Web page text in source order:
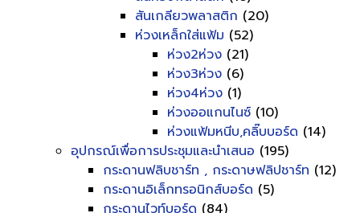
สันเกลียวพลาสติก (20)
ห่วงเหล็กใส่แฟ้ม (52)
ห่วง2ห่วง (21)
ห่วง3ห่วง (6)
ห่วง4ห่วง (1)
ห่วงออแกนไนซ์ (10)
ห่วงแฟ้มหนีบ,คลิ๊บบอร์ด (14)
อุปกรณ์เพื่อการประชุมและนำเสนอ (195)
กระดานฟลิบชาร์ท , กระดาษฟลิปชาร์ท (12)
กระดานอิเล็กทรอนิกส์บอร์ด (5)
กระดานไวท์บอร์ด (84)